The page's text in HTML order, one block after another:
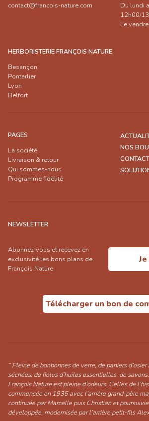
contact@francois-nature.com
Du lundi
12h00/
Le
HERBORISTERIE FRANÇOIS NATURE
Besançon
Pontarlier
Lyon
Belfort
PAGES
La société
Livraison & retour
Qui sommes-nous
Programme fidèlité
NOS
CONTACT
NEWSLETTER
Abonnez-vous et recevez en
exclusivité les bons plans de
François Nature
Télécharger un bon de
“ Pleine de bonbonnes de verre, de paniers
séchées, de fioles d’huiles essentielles, de
François Nature est pleine d’odeurs. Celles de
commencée en 1935 avec l’arrière grand-père
continuée par Marcelle puis Christian et poursuivie
développée, modernisée par l’arrière petit-fils